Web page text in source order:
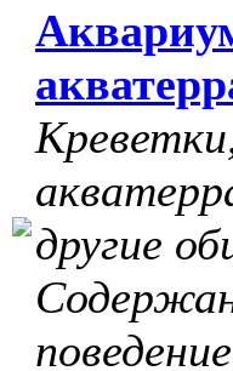
другие